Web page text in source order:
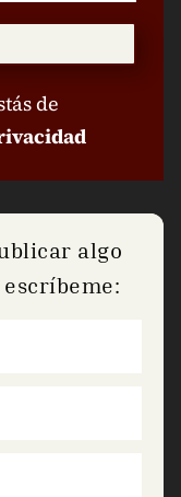
de
algo